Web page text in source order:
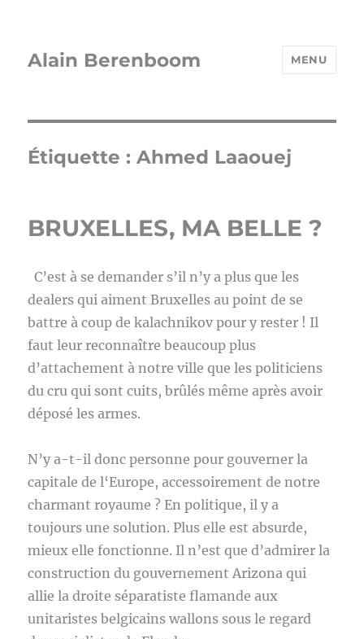
Alain Berenboom MENU
Étiquette :Ahmed Laaouej
BRUXELLES, MA BELLE ?
C’est à se demander s’il n’y a plus que les
dealers qui aiment Bruxelles au point de se
battre à coup de kalachnikov pour y rester ! Il
faut leur reconnaître beaucoup plus
d’attachement à notre ville que les politiciens
du cru qui sont cuits, brûlés même après avoir
déposé les armes.
N’y a-t-il donc personne pour gouverner la
capitale de l‘Europe, accessoirement de notre
charmant royaume ? En politique, il y a
toujours une solution. Plus elle est absurde,
mieux elle fonctionne. Il n’est que d’admirer la
construction du gouvernement Arizona qui
allie la droite séparatiste flamande aux
unitaristes belgicains wallons sous le regard